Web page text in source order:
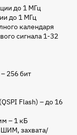
до 1 МГц
до 1 МГц
календаря
сигнала 1-32
256 бит
Flash) – до 16
– 1 кБ
захвата/